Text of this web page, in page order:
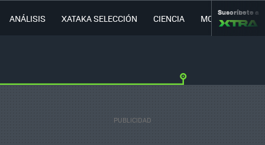
ANÁLISIS XATAKA SELECCIÓN CIENCIA MOVILIDAD
Suscríbete a